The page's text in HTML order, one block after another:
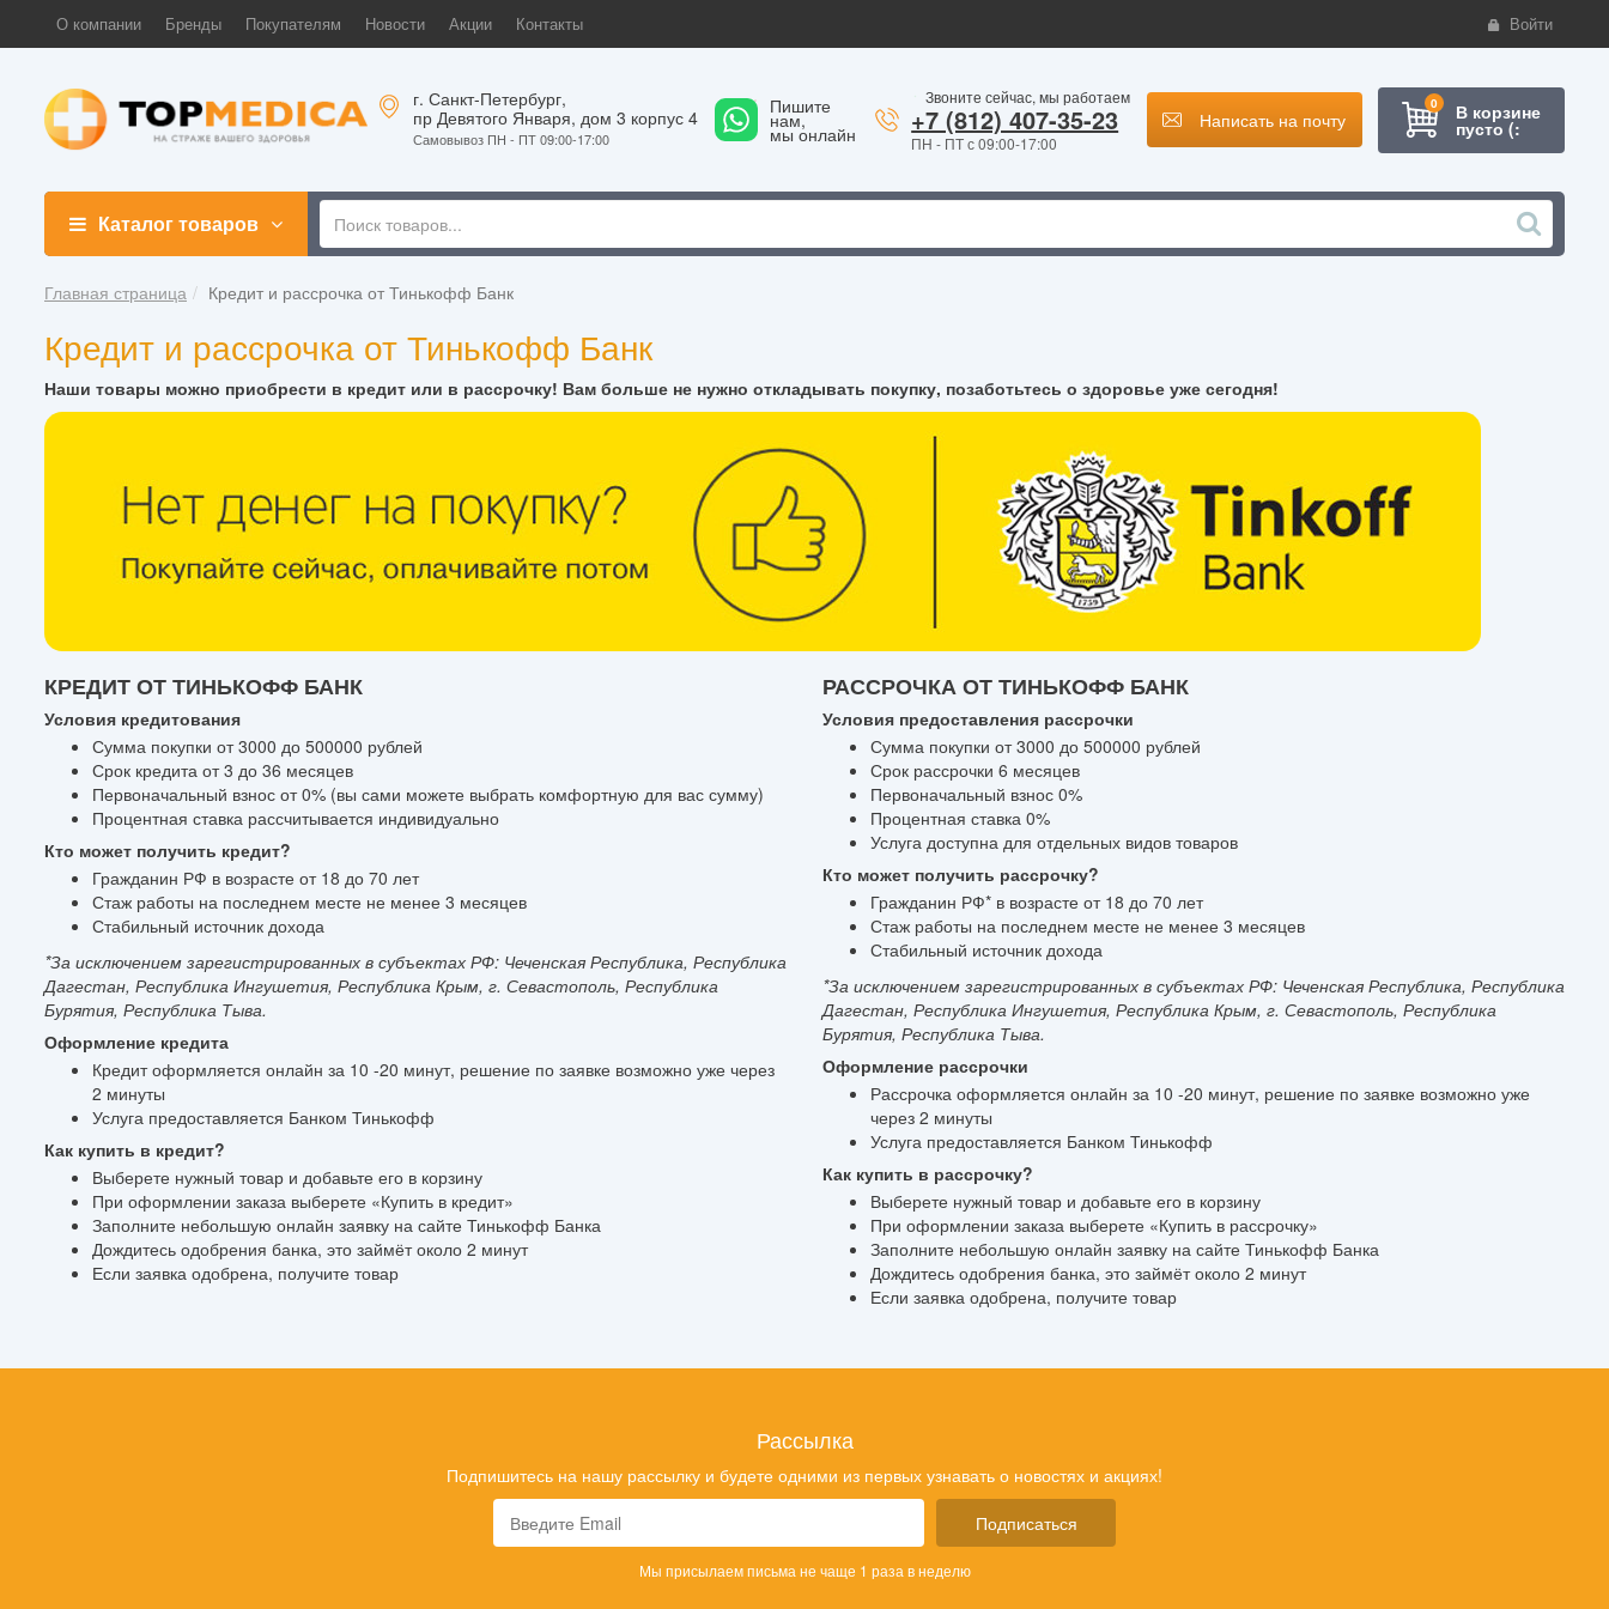
О компании Бренды Покупателям Новости Акции Контакты Войти
г. Санкт-Петербург,
пр Девятого Января, дом 3 корпус 4
Самовывоз ПН - ПТ 09:00-17:00
1 Пишите
нам,
мы онлайн
Звоните сейчас, мы работаем
+7 (812) 407-35-23
ПН - ПТ с 09:00-17:00
Написать на почту
0 В корзине
пусто (:
Каталог товаров
Главная страница Кредит и рассрочка от Тинькофф Банк
Кредит и рассрочка от Тинькофф Банк
Наши товары можно приобрести в кредит или в рассрочку! Вам больше не нужно откладывать покупку, позаботьтесь о здоровье уже сегодня!
КРЕДИТ ОТ ТИНЬКОФФ БАНК
Условия кредитования
Сумма покупки от 3000 до 500000 рублей
Срок кредита от 3 до 36 месяцев
Первоначальный взнос от 0% (вы сами можете выбрать комфортную для вас сумму)
Процентная ставка рассчитывается индивидуально
Кто может получить кредит?
Гражданин РФ в возрасте от 18 до 70 лет
Стаж работы на последнем месте не менее 3 месяцев
Стабильный источник дохода
*За исключением зарегистрированных в субъектах РФ: Чеченская Республика, Республика
Дагестан, Республика Ингушетия, Республика Крым, г. Севастополь, Республика
Бурятия, Республика Тыва.
Оформление кредита
Кредит оформляется онлайн за 10 -20 минут, решение по заявке возможно уже через
2 минуты
Услуга предоставляется Банком Тинькофф
Как купить в кредит?
Выберете нужный товар и добавьте его в корзину
При оформлении заказа выберете «Купить в кредит»
Заполните небольшую онлайн заявку на сайте Тинькофф Банка
Дождитесь одобрения банка, это займёт около 2 минут
Если заявка одобрена, получите товар
РАССРОЧКА ОТ ТИНЬКОФФ БАНК
Условия предоставления рассрочки
Сумма покупки от 3000 до 500000 рублей
Срок рассрочки 6 месяцев
Первоначальный взнос 0%
Процентная ставка 0%
Услуга доступна для отдельных видов товаров
Кто может получить рассрочку?
Гражданин РФ* в возрасте от 18 до 70 лет
Стаж работы на последнем месте не менее 3 месяцев
Стабильный источник дохода
*За исключением зарегистрированных в субъектах РФ: Чеченская Республика, Республика
Дагестан, Республика Ингушетия, Республика Крым, г. Севастополь, Республика
Бурятия, Республика Тыва.
Оформление рассрочки
Рассрочка оформляется онлайн за 10 -20 минут, решение по заявке возможно уже
через 2 минуты
Услуга предоставляется Банком Тинькофф
Как купить в рассрочку?
Выберете нужный товар и добавьте его в корзину
При оформлении заказа выберете «Купить в рассрочку»
Заполните небольшую онлайн заявку на сайте Тинькофф Банка
Дождитесь одобрения банка, это займёт около 2 минут
Если заявка одобрена, получите товар
Рассылка
Подпишитесь на нашу рассылку и будете одними из первых узнавать о новостях и акциях!
Подписаться
Мы присылаем письма не чаще 1 раза в неделю